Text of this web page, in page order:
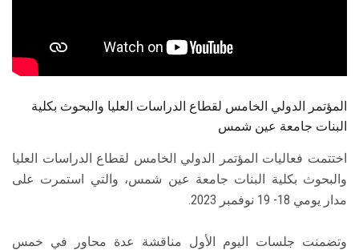
سجل الان
المؤتمر الدولي الخامس لقطاع الدراسات العليا والبحوث بكلية
البنات جامعة عين شمس
اختتمت فعاليات المؤتمر الدولي الخامس لقطاع الدراسات العليا
والبحوث بكلية البنات جامعة عين شمس، والتي استمرت على
مدار يومي 18- 19 نوفمبر 2023.
وتضمنت جلسات اليوم الأول مناقشة عدة محاور في خمس